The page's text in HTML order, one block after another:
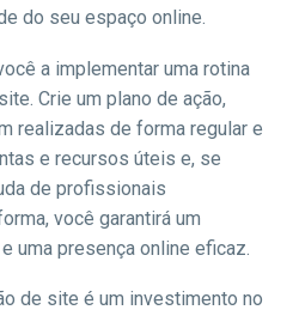
do seu espaço online.
a implementar uma rotina
Crie um plano de ação,
realizadas de forma regular e
e recursos úteis e, se
de profissionais
você garantirá um
uma presença online eficaz.
de site é um investimento no